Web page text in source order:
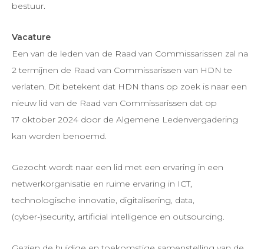
bestuur.
Vacature
Een van de leden van de Raad van Commissarissen zal na
2 termijnen de Raad van Commissarissen van HDN te
verlaten. Dit betekent dat HDN thans op zoek is naar een
nieuw lid van de Raad van Commissarissen dat op
17 oktober 2024 door de Algemene Ledenvergadering
kan worden benoemd.
Gezocht wordt naar een lid met een ervaring in een
netwerkorganisatie en ruime ervaring in ICT,
technologische innovatie, digitalisering, data,
(cyber-)security, artificial intelligence en outsourcing.